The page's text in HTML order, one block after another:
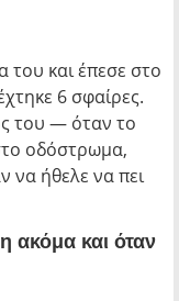
του και έπεσε στο
6 σφαίρες.
του — όταν το
οδόστρωμα,
να ήθελε να πει
ακόμα και όταν